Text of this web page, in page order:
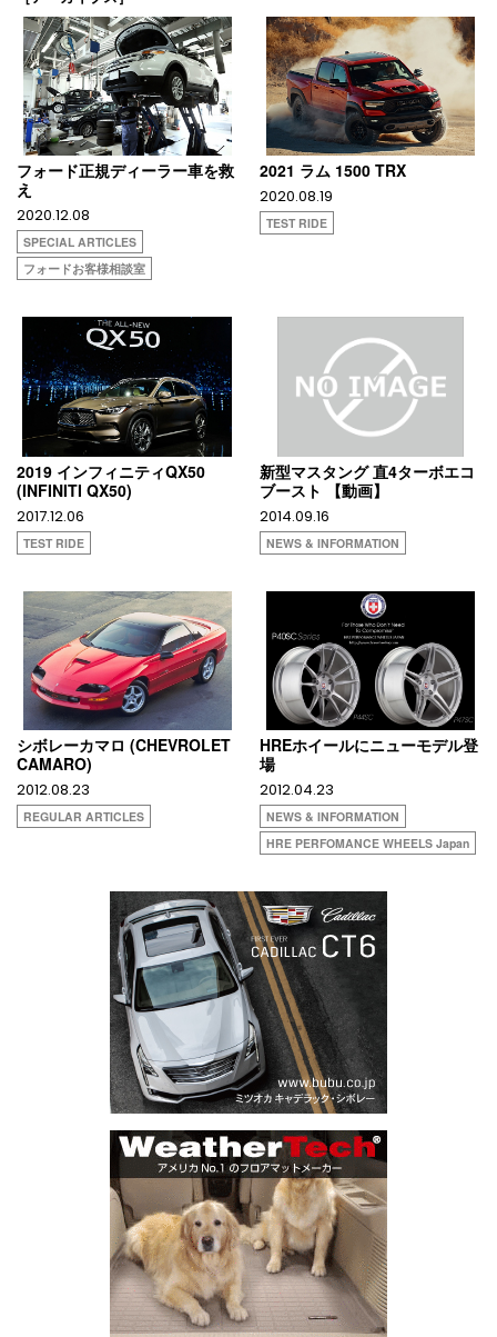
フォード正規ディーラー車を救
え
2020.12.08
SPECIAL ARTICLES
フォードお客様相談室
2021 ラム 1500 TRX
2020.08.19
TEST RIDE
2019 インフィニティQX50
(INFINITI QX50)
2017.12.06
TEST RIDE
新型マスタング 直4ターボエコ
ブースト 【動画】
2014.09.16
NEWS & INFORMATION
シボレーカマロ (CHEVROLET
CAMARO)
2012.08.23
REGULAR ARTICLES
HREホイールにニューモデル登
場
2012.04.23
NEWS & INFORMATION
HRE PERFOMANCE WHEELS Japan